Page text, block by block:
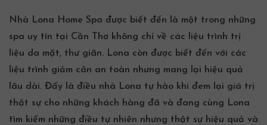
Nhà Lona Home Spa được biết đến là một trong những
spa uy tín tại Cần Thơ không chỉ về các liệu trình trị
liệu da mặt, thư giãn. Lona còn được biết đến với các
liệu trình giảm cân an toàn nhưng mang lại hiệu quả
lâu dài. Đấy là điều nhà Lona tự hào khi đem lại giá trị
thật sự cho những khách hàng đã và đang cùng Lona
tìm kiếm những điều tự nhiên nhưng thật sự hiệu quả và